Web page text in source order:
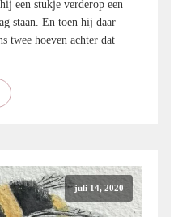
een stukje verderop een
staan. En toen hij daar
twee hoeven achter dat
juli 14, 2020